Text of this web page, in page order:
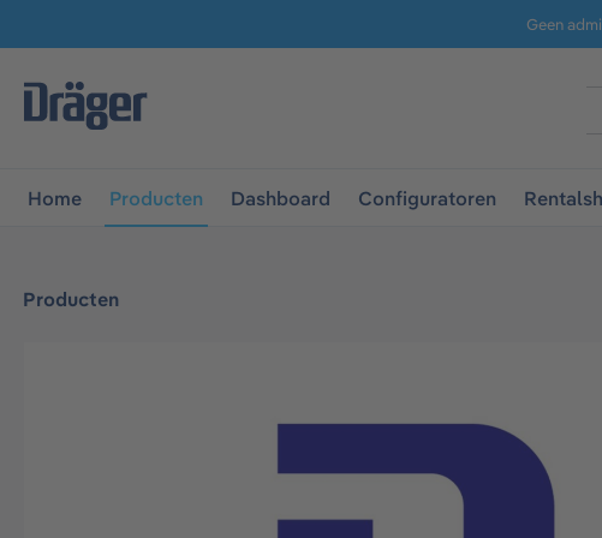
Ga naar navigatie B2B-platformGeen
Home Producten Dashboard Configuratoren
Producten